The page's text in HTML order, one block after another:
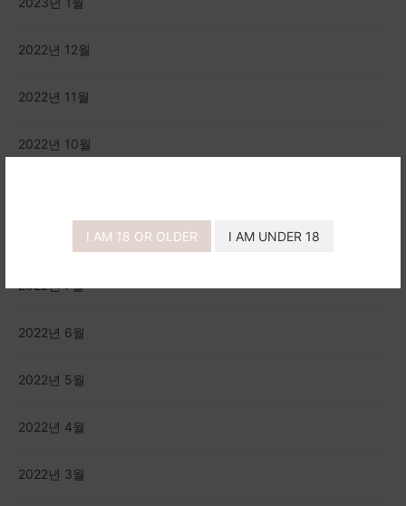
I AM 18 OR OLDER I AM UNDER 18
2022년 12월
2022년 11월
2022년 10월
2022년 7월
2022년 6월
2022년 5월
2022년 4월
2022년 3월